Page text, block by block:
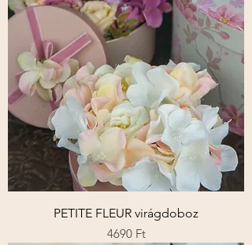
PETITE FLEUR virágdoboz
Ár
4690 Ft